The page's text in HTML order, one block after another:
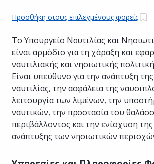
Προσθήκη στους επιλεγμένους φορείς
Το Υπουργείο Ναυτιλίας και
είναι αρμόδιο για τη χάραξη και
ναυτιλιακής και νησιωτικής
Είναι υπεύθυνο για την ανάπτυξη
ναυτιλίας, την ασφάλεια της
λειτουργία των λιμένων, την
ναυτικών, την προστασία του
περιβάλλοντος και την ενίσχυση
ανάπτυξης των νησιωτικών